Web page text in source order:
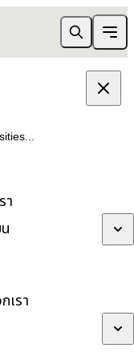
า
เรา
สิงคโปร์
ลือ?
วชาญ